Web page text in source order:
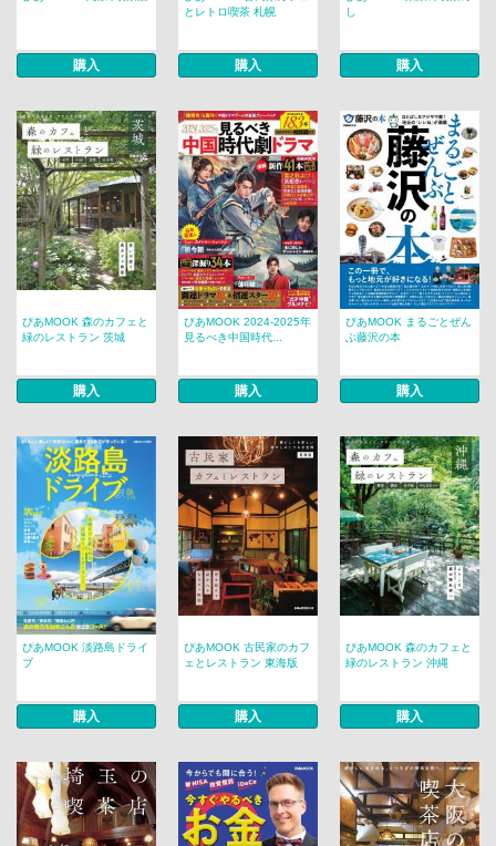
購入
とレトロ喫茶 札幌
購入
し
購入
ぴあMOOK 森のカフェと
緑のレストラン 茨城
購入
ぴあMOOK 2024-2025年
見るべき中国時代...
購入
ぴあMOOK まるごとぜん
ぶ藤沢の本
購入
ぴあMOOK 淡路島ドライ
ブ
購入
ぴあMOOK 古民家のカフ
ェとレストラン 東海版
購入
ぴあMOOK 森のカフェと
緑のレストラン 沖縄
購入